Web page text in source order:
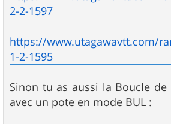
2-2-1597
https://www.utagawavtt.com/
1-2-1595
Sinon tu as aussi la Boucle
avec un pote en mode BUL :